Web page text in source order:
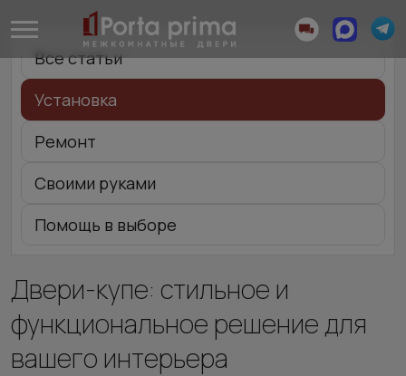
Все статьи
Установка
Ремонт
Своими руками
Помощь в выборе
Двери-купе: стильное и
функциональное решение для
вашего интерьера